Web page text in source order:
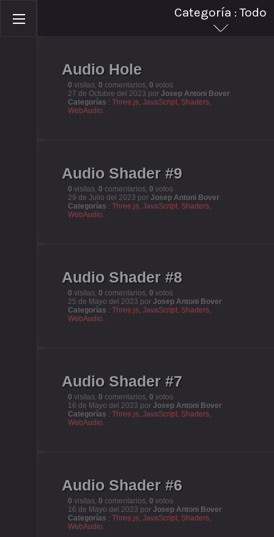
Categoría : Todo
JavaScript
CSS
HTML
Responsive
Windows
Google app scripts
Three js
Canvas 2D
Audio Hole
0 visitas, 0 comentarios, 0 votos
27 de Octubre del 2023 por Josep Antoni Bover
Categorías : Three.js, JavaScript, Shaders,
WebAudio.
Audio Shader #9
0 visitas, 0 comentarios, 0 votos
29 de Julio del 2023 por Josep Antoni Bover
Categorías : Three.js, JavaScript, Shaders,
WebAudio.
Audio Shader #8
0 visitas, 0 comentarios, 0 votos
25 de Mayo del 2023 por Josep Antoni Bover
Categorías : Three.js, JavaScript, Shaders,
WebAudio.
Audio Shader #7
0 visitas, 0 comentarios, 0 votos
16 de Mayo del 2023 por Josep Antoni Bover
Categorías : Three.js, JavaScript, Shaders,
WebAudio.
Audio Shader #6
0 visitas, 0 comentarios, 0 votos
16 de Mayo del 2023 por Josep Antoni Bover
Categorías : Three.js, JavaScript, Shaders,
WebAudio.